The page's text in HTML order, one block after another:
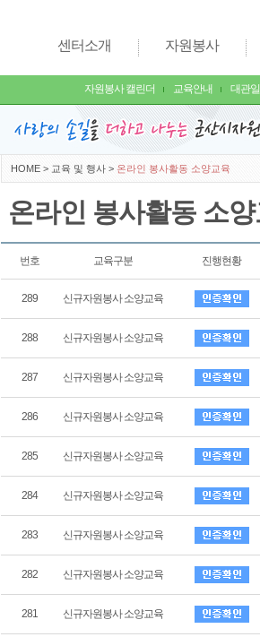
센터소개 자원봉사
자원봉사 캘린더 교육안내 대관
HOME > 교육 및 행사 > 온라인 봉사활동 소양교육
온라인 봉사활동 소
번호 교육구분 진행현황
289 신규자원봉사 소양교육
288 신규자원봉사 소양교육
287 신규자원봉사 소양교육
286 신규자원봉사 소양교육
285 신규자원봉사 소양교육
284 신규자원봉사 소양교육
283 신규자원봉사 소양교육
282 신규자원봉사 소양교육
281 신규자원봉사 소양교육